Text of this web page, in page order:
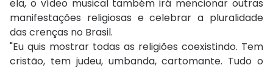
ela, o vídeo musical também irá mencionar outras
manifestações religiosas e celebrar a pluralidade
das crenças no Brasil.
"Eu quis mostrar todas as religiões coexistindo. Tem
cristão, tem judeu, umbanda, cartomante. Tudo o